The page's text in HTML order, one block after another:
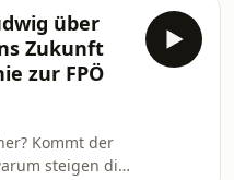
es etwa
Karner nennt
Und trotzdem
FPÖ beim
auf dem der
Zöchling mit
über
Zukunft
zur FPÖ
Kommt der
steigen die